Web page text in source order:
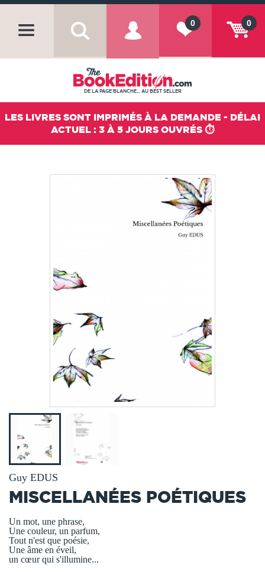
0
0
DE LA PAGE BLANCHE... AU BEST SELLER
LES LIVRES SONT IMPRIMÉS À LA DEMANDE - DÉLAI
ACTUEL : 3 À 5 JOURS OUVRÉS ⏱️
Guy EDUS
MISCELLANÉES POÉTIQUES
Un mot, une phrase,
Une couleur, un parfum,
Tout n'est que poésie,
Une âme en éveil,
un cœur qui s'illumine...